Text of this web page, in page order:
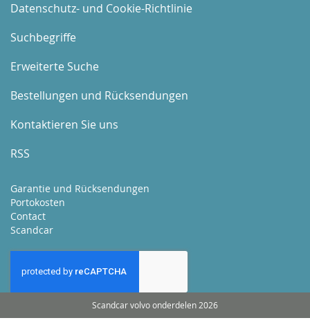
Datenschutz- und Cookie-Richtlinie
Suchbegriffe
Erweiterte Suche
Bestellungen und Rücksendungen
Kontaktieren Sie uns
RSS
Garantie und Rücksendungen
Portokosten
Contact
Scandcar
Scandcar volvo onderdelen 2026